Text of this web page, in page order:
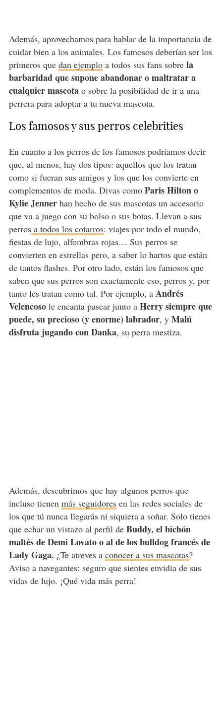
Además, aprovechamos para hablar de la importancia de
cuidar bien a los animales. Los famosos deberían ser los
primeros que dan ejemploa todos sus fans sobre la
barbaridad que supone abandonar o maltratar a
cualquier mascotao sobre la posibilidad de ir a una
perrera para adoptar a tu nueva mascota.
Los famosos y sus perros celebrities
En cuanto a los perros de los famosos podríamos decir
que, al menos, hay dos tipos: aquellos que los tratan
como si fueran sus amigos y los que los convierte en
complementos de moda. Divas comoParis Hilton o
Kylie Jennerhan hecho de sus mascotas un accesorio
que va a juego con su bolso o sus botas. Llevan a sus
perrosa todos los cotarros: viajes por todo el mundo,
fiestas de lujo, alfombras rojas… Sus perros se
convierten en estrellas pero, a saber lo hartos que están
de tantos flashes. Por otro lado, están los famosos que
saben que sus perros son exactamente eso, perros y, por
tanto les tratan como tal. Por ejemplo, a Andrés
Velencosole encanta pasear junto a Herry siempre que
puede, su precioso (y enorme) labrador, y Malú
disfruta jugando con Danka, su perra mestiza.
Además, descubrimos que hay algunos perros que
incluso tienen más seguidoresen las redes sociales de
los que tú nunca llegarás ni siquiera a soñar. Solo tienes
que echar un vistazo al perfil de Buddy, el bichón
maltés de Demi Lovato o al de los bulldog francés de
Lady Gaga. ¿Te atreves a conocer a sus mascotas?
Aviso a navegantes: seguro que sientes envidia de sus
vidas de lujo. ¡Qué vida más perra!